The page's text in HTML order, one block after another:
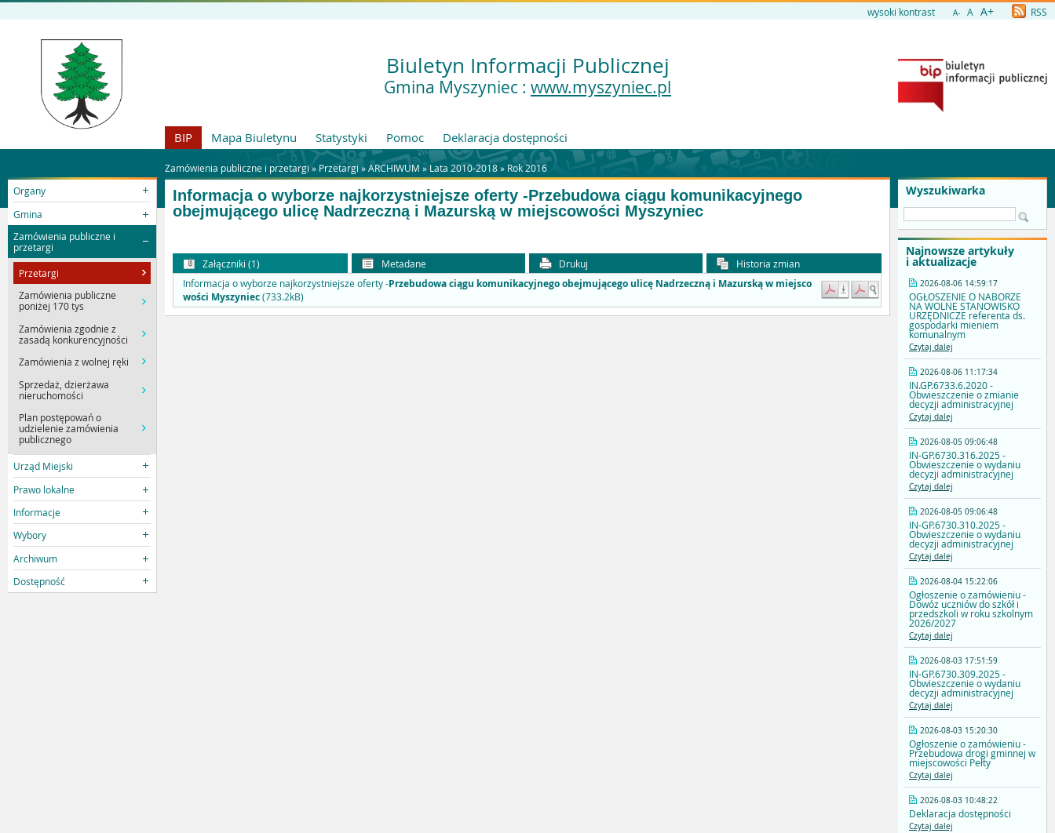
wysoki kontrast A- A A+ RSS
Biuletyn Informacji Publicznej
Gmina Myszyniec : www.myszyniec.pl
BIP Mapa Biuletynu Statystyki Pomoc Deklaracja dostępności
Zamówienia publiczne i przetargi » Przetargi »ARCHIWUM » Lata 2010-2018» Rok 2016
Organy
Gmina
Zamówienia publiczne i
przetargi
Przetargi
Zamówienia publiczne
poniżej 170 tys
Zamówienia zgodnie z
zasadą konkurencyjności
Zamówienia z wolnej ręki
Sprzedaż, dzierżawa
nieruchomości
Plan postępowań o
udzielenie zamówienia
publicznego
Urząd Miejski
Prawo lokalne
Informacje
Wybory
Archiwum
Dostępność
Wyszukiwarka
Najnowsze artykuły
i aktualizacje
2026-08-06 14:59:17
OGŁOSZENIE O NABORZE
NA WOLNE STANOWISKO
URZĘDNICZE referenta ds.
gospodarki mieniem
komunalnym
Czytaj dalej
2026-08-06 11:17:34
IN.GP.6733.6.2020 -
Obwieszczenie o zmianie
decyzji administracyjnej
Czytaj dalej
2026-08-05 09:06:48
IN-GP.6730.316.2025 -
Obwieszczenie o wydaniu
decyzji administracyjnej
Czytaj dalej
2026-08-05 09:06:48
IN-GP.6730.310.2025 -
Obwieszczenie o wydaniu
decyzji administracyjnej
Czytaj dalej
2026-08-04 15:22:06
Ogłoszenie o zamówieniu -
Dowóz uczniów do szkół i
przedszkoli w roku szkolnym
2026/2027
Czytaj dalej
2026-08-03 17:51:59
IN-GP.6730.309.2025 -
Obwieszczenie o wydaniu
decyzji administracyjnej
Czytaj dalej
2026-08-03 15:20:30
Ogłoszenie o zamówieniu -
Przebudowa drogi gminnej w
miejscowości Pełty
Czytaj dalej
2026-08-03 10:48:22
Deklaracja dostępności
Czytaj dalej
Informacja o wyborze najkorzystniejsze oferty -Przebudowa ciągu komunikacyjnego
obejmującego ulicę Nadrzeczną i Mazurską w miejscowości Myszyniec
Załączniki (1) Metadane Drukuj
Historia zmian
Informacja o wyborze najkorzystniejsze oferty -Przebudowa ciągu komunikacyjnego obejmującego ulicę Nadrzeczną i Mazurską w miejsco
wości Myszyniec(733.2kB)